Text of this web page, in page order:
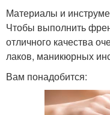
Материалы и
Чтобы выполнить
отличного качества
лаков, маникюрных
Вам понадобится: